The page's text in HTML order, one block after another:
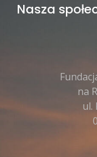
Nasza
na
ul.